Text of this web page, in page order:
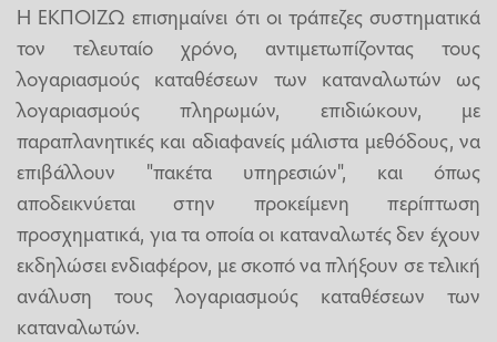
Η ΕΚΠΟΙΖΩ επισημαίνει ότι οι τράπεζες συστηματικά
τον τελευταίο χρόνο, αντιμετωπίζοντας τους
λογαριασμούς καταθέσεων των καταναλωτών ως
λογαριασμούς πληρωμών, επιδιώκουν, με
παραπλανητικές και αδιαφανείς μάλιστα μεθόδους, να
επιβάλλουν "πακέτα υπηρεσιών", και όπως
αποδεικνύεται στην προκείμενη περίπτωση
προσχηματικά, για τα οποία οι καταναλωτές δεν έχουν
εκδηλώσει ενδιαφέρον, με σκοπό να πλήξουν σε τελική
ανάλυση τους λογαριασμούς καταθέσεων των
καταναλωτών.